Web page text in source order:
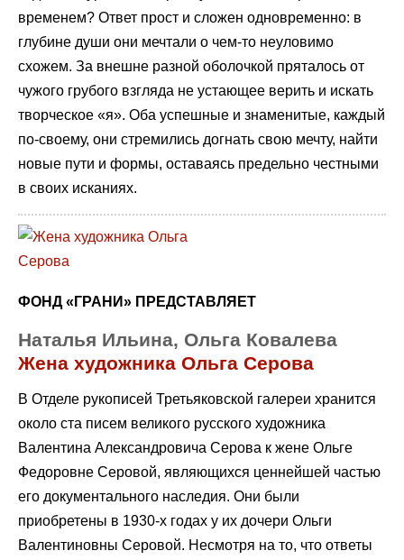
временем? Ответ прост и сложен одновременно: в
глубине души они мечтали о чем-то неуловимо
схожем. За внешне разной оболочкой пряталось от
чужого грубого взгляда не устающее верить и искать
творческое «я». Оба успешные и знаменитые, каждый
по-своему, они стремились догнать свою мечту, найти
новые пути и формы, оставаясь предельно честными
в своих исканиях.
ФОНД «ГРАНИ» ПРЕДСТАВЛЯЕТ
Наталья Ильина, Ольга Ковалева
Жена художника Ольга Серова
В Отделе рукописей Третьяковской галереи хранится
около ста писем великого русского художника
Валентина Александровича Серова к жене Ольге
Федоровне Серовой, являющихся ценнейшей частью
его документального наследия. Они были
приобретены в 1930-х годах у их дочери Ольги
Валентиновны Серовой. Несмотря на то, что ответы